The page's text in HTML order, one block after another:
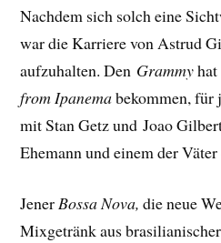
Nachdem sich solch eine
war die Karriere von Astrud
aufzuhalten. Den Grammy
from Ipanemabekommen, für
mit Stan Getz und Joao
Ehemann und einem der Väter
JenerBossa Nova,die neue
Mixgetränk aus